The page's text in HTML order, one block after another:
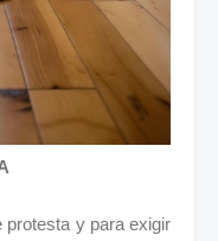
protesta y para exigir